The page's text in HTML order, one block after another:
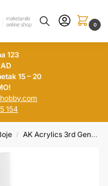
0
123
15 – 20
154
/ AK Acrylics 3rd Generation